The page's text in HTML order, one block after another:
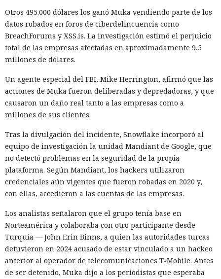
Otros 495.000 dólares los ganó Muka vendiendo parte de los
datos robados en foros de ciberdelincuencia como
BreachForums y XSS.is. La investigación estimó el perjuicio
total de las empresas afectadas en aproximadamente 9,5
millones de dólares.
Un agente especial del FBI, Mike Herrington, afirmó que las
acciones de Muka fueron deliberadas y depredadoras, y que
causaron un daño real tanto a las empresas como a
millones de sus clientes.
Tras la divulgación del incidente, Snowflake incorporó al
equipo de investigación la unidad Mandiant de Google, que
no detectó problemas en la seguridad de la propia
plataforma. Según Mandiant, los hackers utilizaron
credenciales aún vigentes que fueron robadas en 2020 y,
con ellas, accedieron a las cuentas de las empresas.
Los analistas señalaron que el grupo tenía base en
Norteamérica y colaboraba con otro participante desde
Turquía — John Erin Binns, a quien las autoridades turcas
detuvieron en 2024 acusado de estar vinculado a un hackeo
anterior al operador de telecomunicaciones T-Mobile. Antes
de ser detenido, Muka dijo a los periodistas que esperaba